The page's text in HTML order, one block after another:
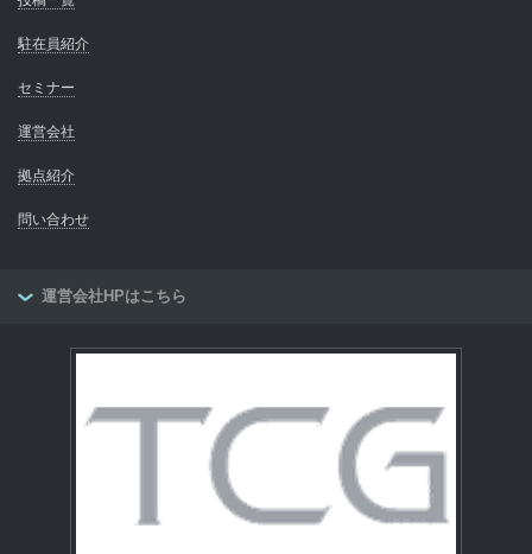
駐在員紹介
セミナー
運営会社
拠点紹介
問い合わせ
運営会社HPはこちら